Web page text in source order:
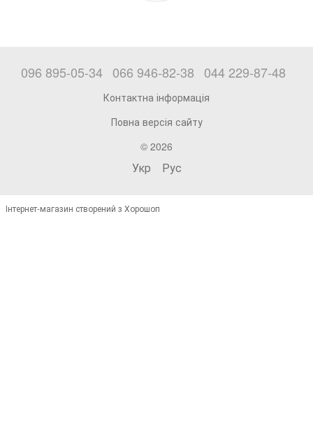
096 895-05-34 066 946-82-38 044 229-87-48
Контактна інформація
Повна версія сайту
© 2026
Укр Рус
Інтернет-магазин створений з Хорошоп